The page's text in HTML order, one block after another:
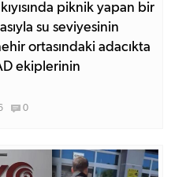
piknik yapan bir
su seviyesinin
ortasındaki adacıkta
ekiplerinin
0